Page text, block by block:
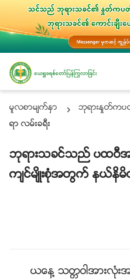
မူလစာမ်က္ႏွာ ဘုရားႏႈတ္က
ရာ လမ္းခရီး
ဘုရားသခင္သည္ ပထဝီ
က်င္မ်ိဳးစုံအတြက္ နယ္နိ
ယေန႔ သတၱဝါအားလုံ